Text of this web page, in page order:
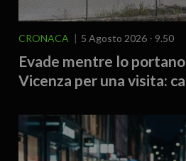
CRONACA 5 Agosto 2026 - 9.50
Evade mentre lo
Vicenza per una visita: